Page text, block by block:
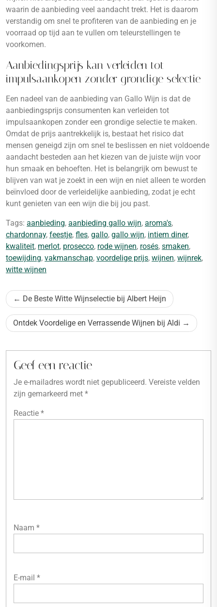
waarin de aanbieding veel aandacht trekt. Het is daarom
verstandig om snel te profiteren van de aanbieding en je
voorraad op tijd aan te vullen om teleurstellingen te
voorkomen.
Aanbiedingsprijs kan verleiden tot
impulsaankopen zonder grondige selectie
Een nadeel van de aanbieding van Gallo Wijn is dat de
aanbiedingsprijs consumenten kan verleiden tot
impulsaankopen zonder een grondige selectie te maken.
Omdat de prijs aantrekkelijk is, bestaat het risico dat
mensen geneigd zijn om snel te beslissen en niet voldoende
aandacht besteden aan het kiezen van de juiste wijn voor
hun smaak en behoeften. Het is belangrijk om bewust te
blijven van wat je zoekt in een wijn en niet alleen te worden
beïnvloed door de verleidelijke aanbieding, zodat je echt
kunt genieten van een wijn die bij jou past.
Tags: aanbieding, aanbieding gallo wijn, aroma's,
chardonnay, feestje, fles, gallo, gallo wijn, intiem diner,
kwaliteit, merlot, prosecco, rode wijnen, rosés, smaken,
toewijding, vakmanschap, voordelige prijs, wijnen, wijnrek,
witte wijnen
Bericht
navigatie
De Beste Witte Wijnselectie bij Albert Heijn
Ontdek Voordelige en Verrassende Wijnen bij Aldi
Geef een reactie
Je e-mailadres wordt niet gepubliceerd. Vereiste velden
zijn gemarkeerd met *
Reactie *
Naam *
E-mail *